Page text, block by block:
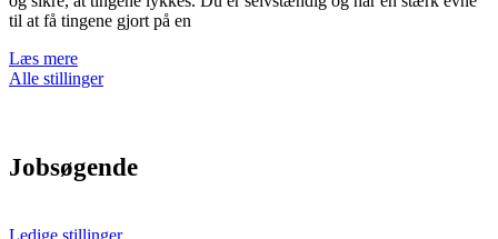
til at få tingene gjort på en
Læs mere
Alle stillinger
Jobsøgende
Ledige stillinger